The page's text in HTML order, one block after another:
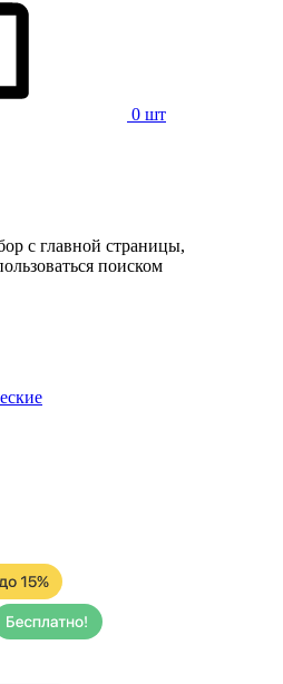
0 шт
с главной страницы,
поиском